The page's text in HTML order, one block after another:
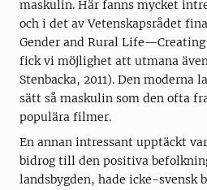
maskulin. Här fanns mycket
och i det av Vetenskapsrådet
Gender and Rural
fick vi möjlighet att utmana
Stenbacka, 2011). Den moderna
sätt så maskulin som den ofta
populära filmer.
En annan intressant upptäckt
bidrog till den positiva
landsbygden, hade icke-svensk